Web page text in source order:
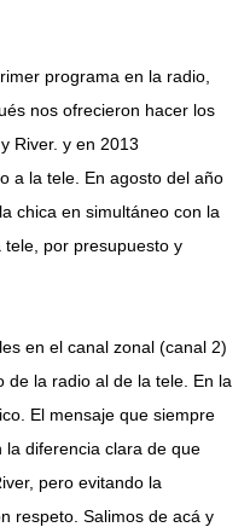
programa en la radio,
nos ofrecieron hacer los
River. y en 2013
a la tele. En agosto del año
chica en simultáneo con la
por presupuesto y
en el canal zonal (canal 2)
de la radio al de la tele. En la
El mensaje que siempre
la diferencia clara de que
pero evitando la
respeto. Salimos de acá y